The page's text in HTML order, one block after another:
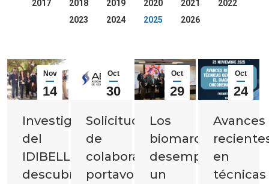
2017
2018 2019 2020 2021
2022
2023
2024 2025 2026
Nov
14
Investigadores
del
IDIBELL
descubren
Oct
30
Solicitud
de
colaboración:
portavoces
Oct
29
Los
biomarcadores
desempeñan
un
Oct
24
Avances
en
técnicas